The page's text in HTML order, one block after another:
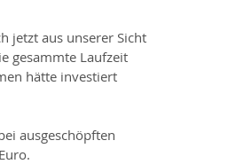
jetzt aus unserer Sicht
gesammte Laufzeit
hätte investiert
ausgeschöpften